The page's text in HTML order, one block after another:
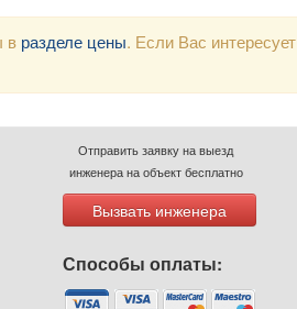
в разделе цены. Если Вас интересует
Отправить заявку на выезд
инженера на объект бесплатно
Вызвать инженера
Способы оплаты: